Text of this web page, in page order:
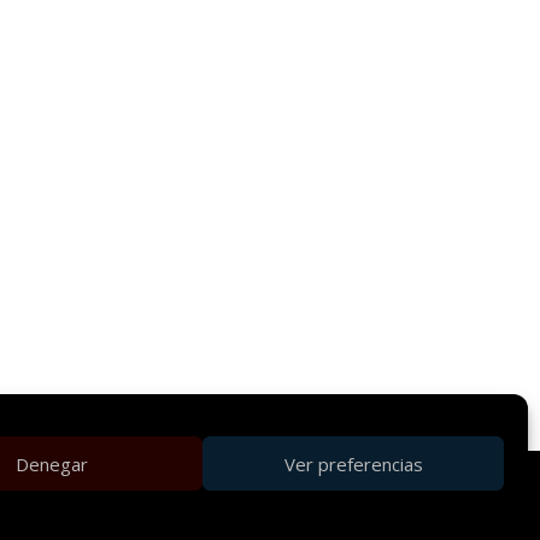
Denegar Ver preferencias